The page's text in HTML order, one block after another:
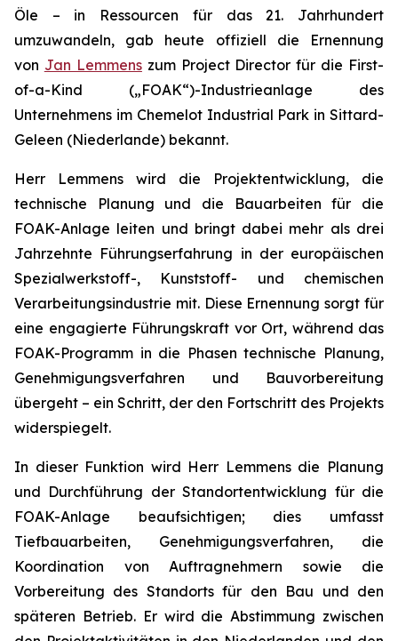
Öle – in Ressourcen für das 21. Jahrhundert
umzuwandeln, gab heute offiziell die Ernennung
von Jan Lemmenszum Project Director für die First-
of-a-Kind („FOAK“)-Industrieanlage des
Unternehmens im Chemelot Industrial Park in Sittard-
Geleen (Niederlande) bekannt.
Herr Lemmens wird die Projektentwicklung, die
technische Planung und die Bauarbeiten für die
FOAK-Anlage leiten und bringt dabei mehr als drei
Jahrzehnte Führungserfahrung in der europäischen
Spezialwerkstoff-, Kunststoff- und chemischen
Verarbeitungsindustrie mit. Diese Ernennung sorgt für
eine engagierte Führungskraft vor Ort, während das
FOAK-Programm in die Phasen technische Planung,
Genehmigungsverfahren und Bauvorbereitung
übergeht – ein Schritt, der den Fortschritt des Projekts
widerspiegelt.
In dieser Funktion wird Herr Lemmens die Planung
und Durchführung der Standortentwicklung für die
FOAK-Anlage beaufsichtigen; dies umfasst
Tiefbauarbeiten, Genehmigungsverfahren, die
Koordination von Auftragnehmern sowie die
Vorbereitung des Standorts für den Bau und den
späteren Betrieb. Er wird die Abstimmung zwischen